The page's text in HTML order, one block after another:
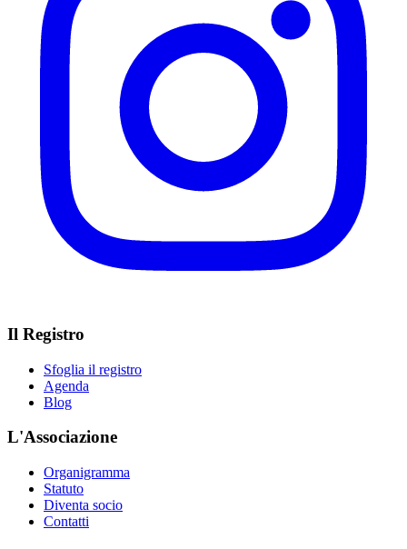
Il Registro
Sfoglia il registro
Agenda
Blog
L'Associazione
Organigramma
Statuto
Diventa socio
Contatti